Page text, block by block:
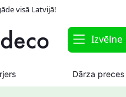
visā Latvijā!
Izvēlne
Dārza preces